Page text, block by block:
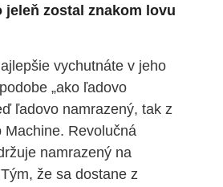
jeleň zostal znakom lovu
vychutnáte v jeho
„ako ľadovo
ľadovo namrazený, tak z
Machine. Revolučná
namrazený na
že sa dostane z